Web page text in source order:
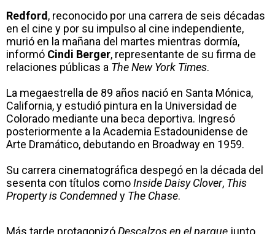
Redford, reconocido por una carrera de seis décadas
en el cine y por su impulso al cine independiente,
murió en la mañana del martes mientras dormía,
informó Cindi Berger, representante de su firma de
relaciones públicas a The New York Times.
La megaestrella de 89 años nació en Santa Mónica,
California, y estudió pintura en la Universidad de
Colorado mediante una beca deportiva. Ingresó
posteriormente a la Academia Estadounidense de
Arte Dramático, debutando en Broadway en 1959.
Su carrera cinematográfica despegó en la década del
sesenta con títulos comoInside Daisy Clover, This
Property is Condemnedy The Chase.
Más tarde protagonizóDescalzos en el parque junto